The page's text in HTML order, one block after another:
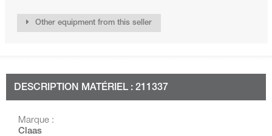
Other equipment from this seller
DESCRIPTION MATÉRIEL : 211337
Marque :
Claas